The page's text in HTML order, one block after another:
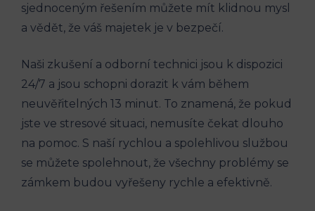
sjednoceným řešením můžete mít klidnou mysl
a vědět, že váš majetek je v bezpečí.
Naši zkušení a odborní technici jsou k dispozici
24/7 a jsou schopni dorazit k vám během
neuvěřitelných 13 minut. To znamená, že pokud
jste ve stresové situaci, nemusíte čekat dlouho
na pomoc. S naší rychlou a spolehlivou službou
se můžete spolehnout, že všechny problémy se
zámkem budou vyřešeny rychle a efektivně.